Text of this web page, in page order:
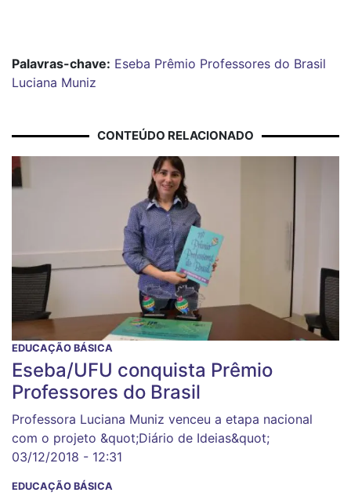
Palavras-chave: Eseba Prêmio Professores do Brasil
Luciana Muniz
CONTEÚDO RELACIONADO
EDUCAÇÃO BÁSICA
Eseba/UFU conquista Prêmio
Professores do Brasil
Professora Luciana Muniz venceu a etapa nacional
com o projeto &quot;Diário de Ideias&quot;
03/12/2018 - 12:31
EDUCAÇÃO BÁSICA